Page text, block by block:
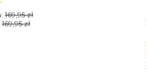
169,95 zł
169,95 zł